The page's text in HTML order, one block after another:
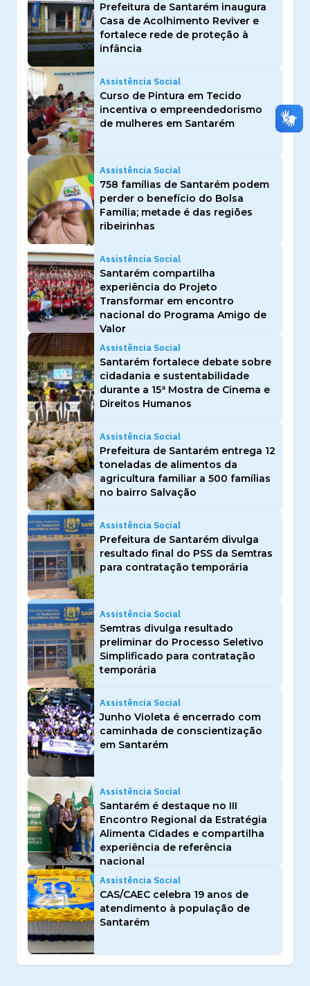
Prefeitura de Santarém inaugura
Casa de Acolhimento Reviver e
fortalece rede de proteção à
infância
Assistência Social
Curso de Pintura em Tecido
incentiva o empreendedorismo
de mulheres em Santarém
Assistência Social
758 famílias de Santarém podem
perder o benefício do Bolsa
Família; metade é das regiões
ribeirinhas
Assistência Social
Santarém compartilha
experiência do Projeto
Transformar em encontro
nacional do Programa Amigo de
Valor
Assistência Social
Santarém fortalece debate sobre
cidadania e sustentabilidade
durante a 15ª Mostra de Cinema e
Direitos Humanos
Assistência Social
Prefeitura de Santarém entrega 12
toneladas de alimentos da
agricultura familiar a 500 famílias
no bairro Salvação
Assistência Social
Prefeitura de Santarém divulga
resultado final do PSS da Semtras
para contratação temporária
Assistência Social
Semtras divulga resultado
preliminar do Processo Seletivo
Simplificado para contratação
temporária
Assistência Social
Junho Violeta é encerrado com
caminhada de conscientização
em Santarém
Assistência Social
Santarém é destaque no III
Encontro Regional da Estratégia
Alimenta Cidades e compartilha
experiência de referência
nacional
Assistência Social
CAS/CAEC celebra 19 anos de
atendimento à população de
Santarém